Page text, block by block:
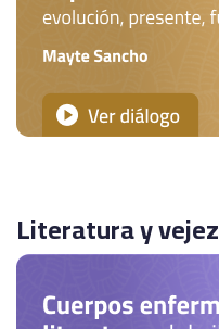
Literatura y vejez